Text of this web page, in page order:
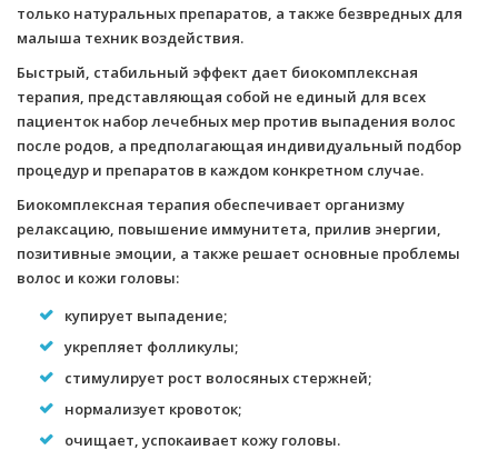
только натуральных препаратов, а также безвредных для
малыша техник воздействия.
Быстрый, стабильный эффект дает биокомплексная
терапия, представляющая собой не единый для всех
пациенток набор лечебных мер против выпадения волос
после родов, а предполагающая индивидуальный подбор
процедур и препаратов в каждом конкретном случае.
Биокомплексная терапия обеспечивает организму
релаксацию, повышение иммунитета, прилив энергии,
позитивные эмоции, а также решает основные проблемы
волос и кожи головы:
купирует выпадение;
укрепляет фолликулы;
стимулирует рост волосяных стержней;
нормализует кровоток;
очищает, успокаивает кожу головы.